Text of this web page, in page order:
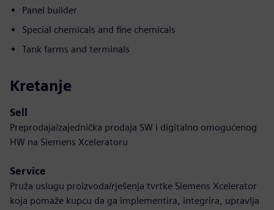
Panel builder
Special chemicals and fine chemicals
Tank farms and terminals
Kretanje
Sell
Preprodaja/zajednička prodaja SW i digitalno omogućenog
HW na Siemens Xceleratoru
Service
Pruža uslugu proizvoda/rješenja tvrtke Siemens Xcelerator
koja pomaže kupcu da ga implementira, integrira, upravlja